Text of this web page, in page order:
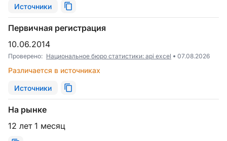
Источники
Первичная регистрация
10.06.2014
Проверено: Национальное бюро статистики: api excel 07.08.2026
Различается в источниках
Источники
На рынке
12 лет 1 месяц